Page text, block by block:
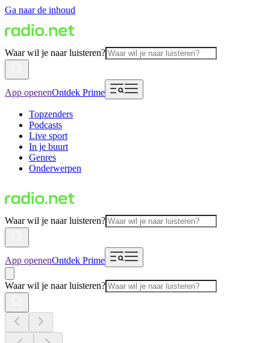
Ga naar de inhoud
Waar wil je naar luisteren?
App openenOntdek Prime
Topzenders
Podcasts
Live sport
In je buurt
Genres
Onderwerpen
Waar wil je naar luisteren?
App openenOntdek Prime
Waar wil je naar luisteren?